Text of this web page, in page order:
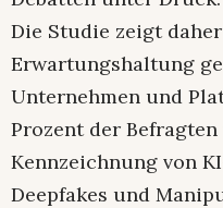
Die Studie zeigt
Erwartungshaltung
Unternehmen und
Prozent der
Kennzeichnung von
Deepfakes und